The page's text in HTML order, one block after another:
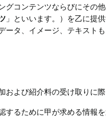
グコンテンツならびにその
」といいます。）を乙に提
ータ、イメージ、テキス
および紹介料の受け取りに
するために甲が求める情報